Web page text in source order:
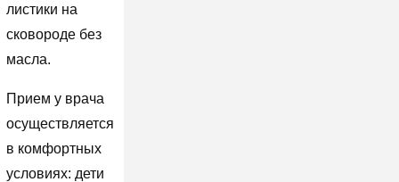
листики на
сковороде без
масла.
Прием у врача
осуществляется
в комфортных
условиях: дети